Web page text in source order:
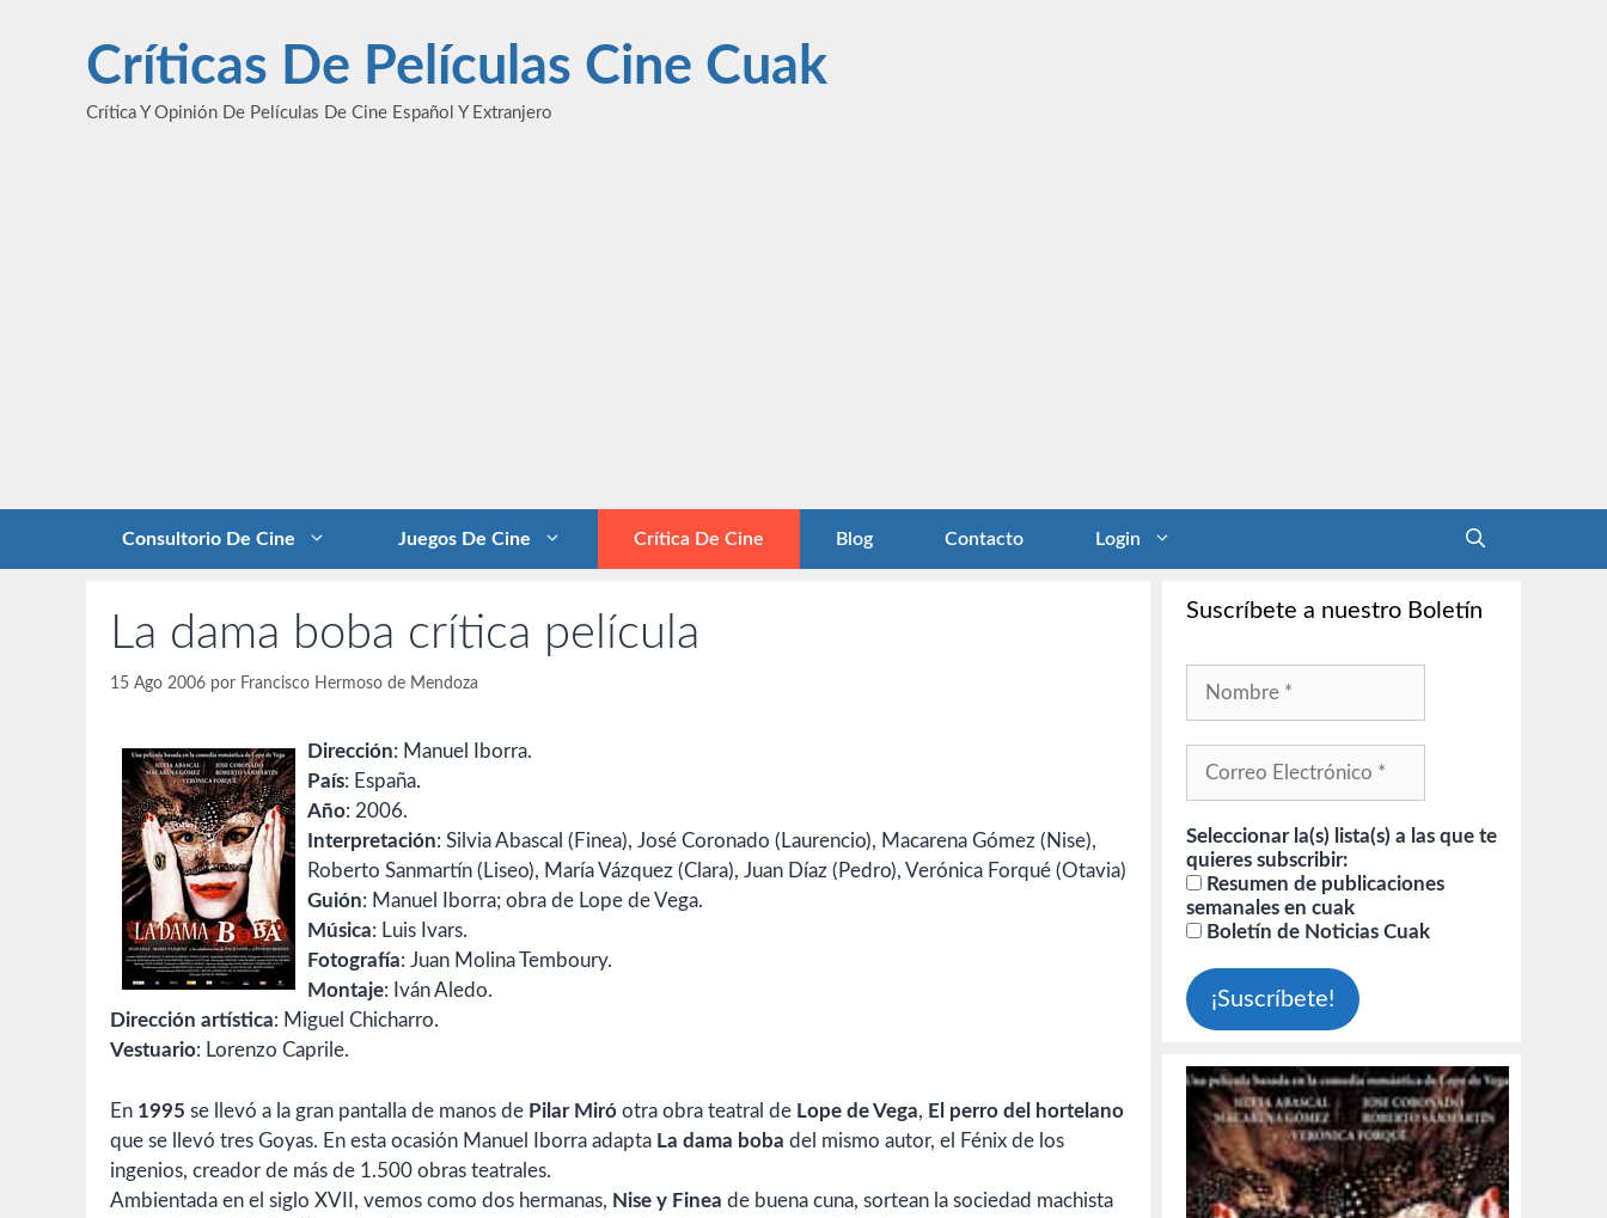
contenidoCríticas De Películas Cine Cuak
Crítica Y Opinión De Películas De Cine Español Y Extranjero
Consultorio De Cine Juegos De Cine Crítica De Cine Blog Contacto Login
La dama boba crítica película
15 Ago 2006 por Francisco Hermoso de Mendoza
Dirección: Manuel Iborra.
País: España.
Año: 2006.
Interpretación: Silvia Abascal (Finea), José Coronado (Laurencio), Macarena Gómez (Nise),
Roberto Sanmartín (Liseo), María Vázquez (Clara), Juan Díaz (Pedro), Verónica Forqué (Otavia)
Guión: Manuel Iborra; obra de Lope de Vega.
Música: Luis Ivars.
Fotografía: Juan Molina Temboury.
Montaje: Iván Aledo.
Dirección artística: Miguel Chicharro.
Vestuario: Lorenzo Caprile.
En 1995 se llevó a la gran pantalla de manos de Pilar Miró otra obra teatral de Lope de Vega, El perro del hortelano
que se llevó tres Goyas. En esta ocasión Manuel Iborra adapta La dama boba del mismo autor, el Fénix de los
ingenios, creador de más de 1.500 obras teatrales.
Ambientada en el siglo XVII, vemos como dos hermanas, Nise y Finea de buena cuna, sortean la sociedad machista
Suscríbete a nuestro Boletín
Seleccionar la(s) lista(s) a las que te
quieres subscribir:
Resumen de publicaciones
semanales en cuak
Boletín de Noticias Cuak